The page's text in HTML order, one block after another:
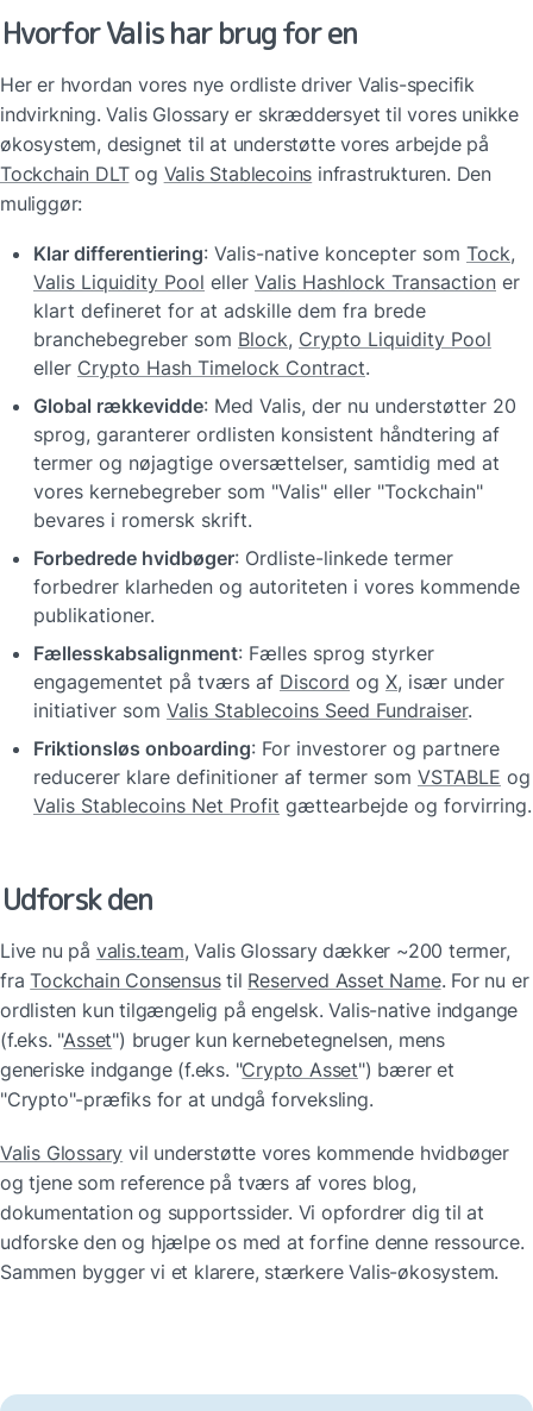
Hvorfor Valis har brug for en
Her er hvordan vores nye ordliste driver Valis-specifik
indvirkning. Valis Glossary er skræddersyet til vores unikke
Tockchain DLT og Valis Stablecoins infrastrukturen. Den
muliggør:
Klar differentiering: Valis-native koncepter som Tock
Valis Liquidity Pool eller Valis Hashlock Transaction er
klart defineret for at adskille dem fra brede
branchebegreber som Block, Crypto Liquidity Pool
eller Crypto Hash Timelock Contract.
Global rækkevidde: Med Valis, der nu understøtter 20
sprog, garanterer ordlisten konsistent håndtering af
termer og nøjagtige oversættelser, samtidig med at
vores kernebegreber som "Valis" eller "Tockchain"
bevares i romersk skrift.
Forbedrede hvidbøger: Ordliste-linkede termer
forbedrer klarheden og autoriteten i vores kommende
publikationer.
Fællesskabsalignment: Fælles sprog styrker
engagementet på tværs af Discord og X, især under
initiativer som Valis Stablecoins Seed Fundraiser.
Friktionsløs onboarding: For investorer og partnere
reducerer klare definitioner af termer som VSTABLE
Valis Stablecoins Net Profit gættearbejde og forvirring.
Udforsk den
Live nu på valis.team, Valis Glossary dækker ~200 termer,
fra Tockchain Consensus til Reserved Asset Name. For nu er
ordlisten kun tilgængelig på engelsk. Valis-native indgange
(f.eks. "Asset") bruger kun kernebetegnelsen, mens
generiske indgange (f.eks. "Crypto Asset") bærer et
"Crypto"-præfiks for at undgå forveksling.
Valis Glossary vil understøtte vores kommende hvidbøger
og tjene som reference på tværs af vores blog,
dokumentation og supportssider. Vi opfordrer dig til at
udforske den og hjælpe os med at forfine denne ressource.
Sammen bygger vi et klarere, stærkere Valis-økosystem.